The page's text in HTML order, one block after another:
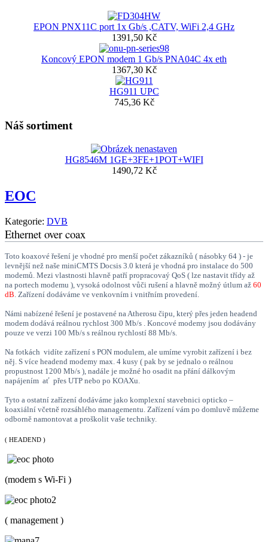
EPON PNX11C port 1x Gb/s ,CATV, WiFi 2,4 GHz
1391,50 Kč
Koncový EPON modem 1 Gb/s PNA04C 4x eth
1367,30 Kč
HG911 UPC
745,36 Kč
Náš sortiment
HG8546M 1GE+3FE+1POT+WIFI
1490,72 Kč
EOC
Kategorie: DVB
Ethernet over coax
Toto koaxové řešení je vhodné pro menší počet zákazníků ( násobky 64 ) - je
levnější než naše miniCMTS Docsis 3.0 která je vhodná pro instalace do 500
modemů. Mezi vlastnosti hlavně patří propracovaý QoS ( lze nastavit třídy až
na portech modemu ), vysoká odolnost vůči rušení a hlavně možný útlum až 60
dB . Zařízení dodáváme ve venkovním i vnitřním provedení.
Námi nabízené řešení je postavené na Atherosu čipu, který přes jeden headend
modem dodává reálnou rychlost 300 Mb/s . Koncové modemy jsou dodávány
pouze ve verzi 100 Mb/s s reálnou rychlostí 88 Mb/s.
Na fotkách vidíte zařízení s PON modulem, ale umíme vyrobit zařízení i bez
něj. S více headend modemy max. 4 kusy ( pak by se jednalo o reálnou
propustnost 1200 Mb/s ), nadále je možné ho osadit na přání dálkovým
napájením ať přes UTP nebo po KOAXu.
Tyto a ostatní zařízení dodáváme jako komplexní stavebnici opticko –
koaxiální včetně rozsáhlého managementu. Zařízení vám po domluvě můžeme
odborně namontovat a proškolit vaše techniky.
( HEADEND )
(modem s Wi-Fi )
( management )